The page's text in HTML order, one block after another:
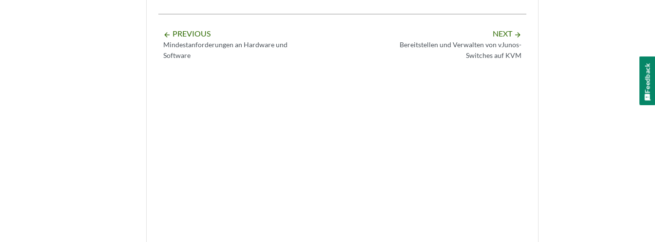
arrow_backward PREVIOUS
Mindestanforderungen an Hardware und
Software
NEXT arrow_forward
Bereitstellen und Verwalten von vJunos-
Switches auf KVM
Feedback